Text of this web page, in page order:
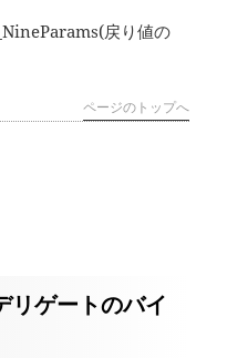
戻り値の
ページのトップへ
リゲートのバイ